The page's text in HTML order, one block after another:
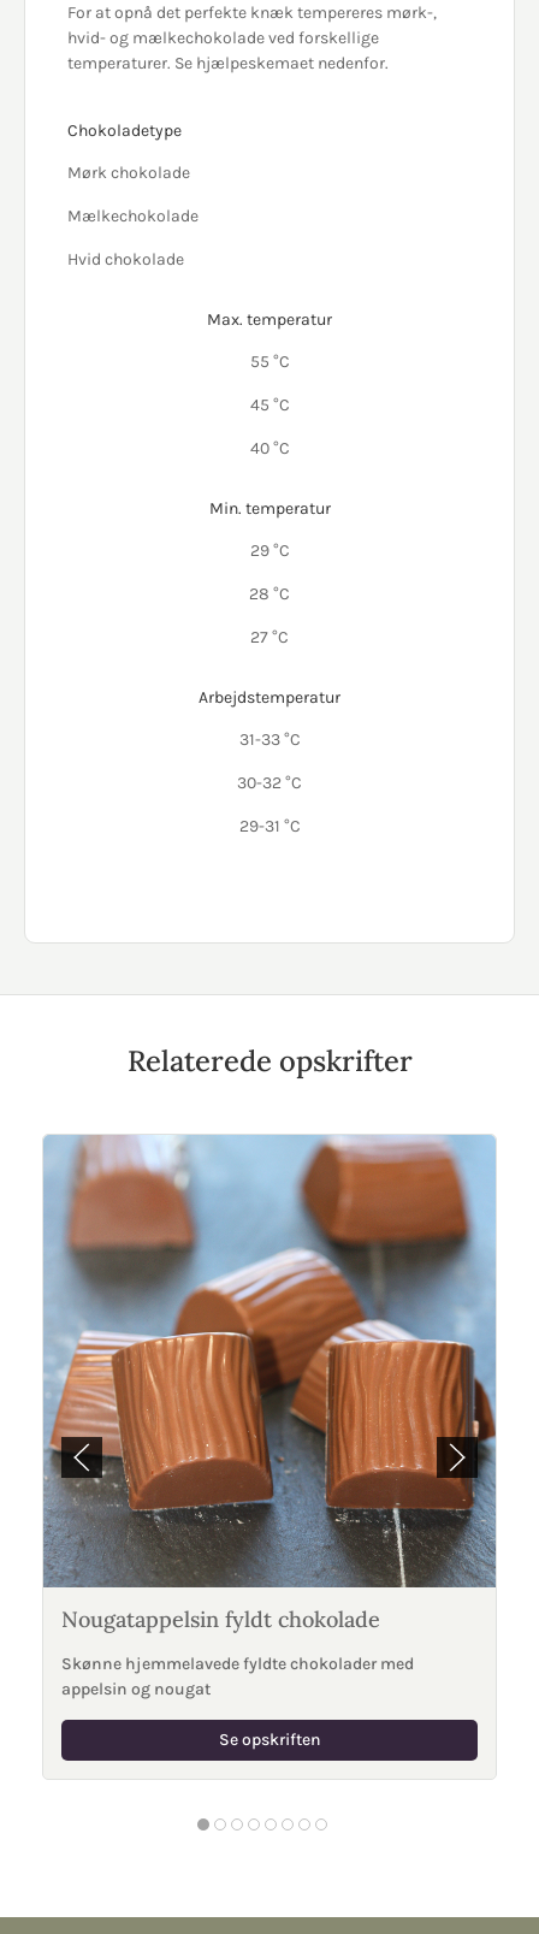
For at opnå det perfekte knæk tempereres mørk-,
hvid- og mælkechokolade ved forskellige
temperaturer. Se hjælpeskemaet nedenfor.
Chokoladetype
Mørk chokolade
Mælkechokolade
Hvid chokolade
Max. temperatur
55 °C
45 °C
40 °C
Min. temperatur
29 °C
28 °C
27 °C
Arbejdstemperatur
31-33 °C
30-32 °C
29-31 °C
Relaterede opskrifter
Nougatappelsin fyldt chokolade
Skønne hjemmelavede fyldte chokolader med
appelsin og nougat
Se opskriften